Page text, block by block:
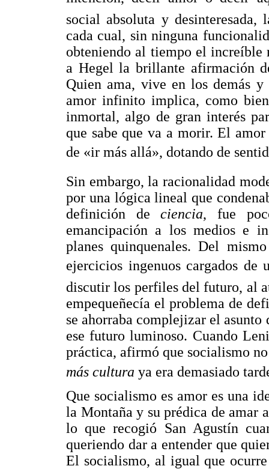
social absoluta y
cada cual, sin ninguna
obteniendo al tiempo el increíble
a Hegel la brillante afirmación
Quien ama, vive en los demás
amor infinito implica, como
inmortal, algo de gran interés
que sabe que va a morir. El
de «ir más allá», dotando de
Sin embargo, la racionalidad
por una lógica lineal que
definición deciencia, fue
emancipación a los medios e
planes quinquenales. Del
ejercicios ingenuos cargados de
discutir los perfiles del futuro, al
empequeñecía el problema de
se ahorraba complejizar el
ese futuro luminoso. Cuando
práctica, afirmó que socialismo
más cultura ya era demasiado
Que socialismo es amor es una
la Montaña y su prédica de amar
lo que recogió San Agustín
queriendo dar a entender que
El socialismo, al igual que